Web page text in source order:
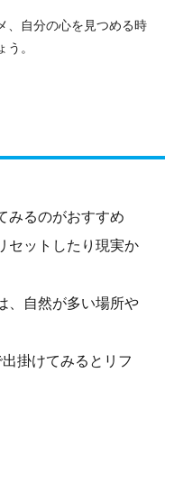
、自分の心を見つめる時
。
みるのがおすすめ
セットしたり現実か
、自然が多い場所や
掛けてみるとリフ